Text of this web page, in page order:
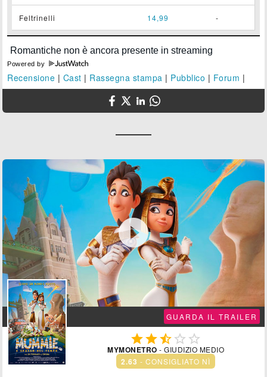
Feltrinelli 14,99 -
Powered by
Recensione | Cast | Rassegna stampa | Pubblico | Forum |

GUARDA IL TRAILER
  
MYMONETRO - GIUDIZIO MEDIO
2.63 - CONSIGLIATO NÌ